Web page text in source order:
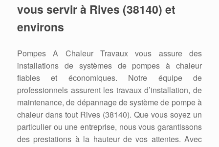
vous servir à Rives (38140) et
environs
Pompes A Chaleur Travaux vous assure des
installations de systèmes de pompes à chaleur
fiables et économiques. Notre équipe de
professionnels assurent les travaux d’installation, de
maintenance, de dépannage de système de pompe à
chaleur dans tout Rives (38140). Que vous soyez un
particulier ou une entreprise, nous vous garantissons
des prestations à la hauteur de vos attentes. Avec